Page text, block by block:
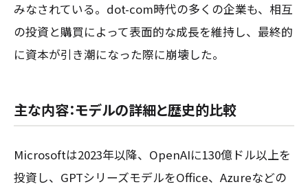
みなされている。dot-com時代の多くの企業も、相互
の投資と購買によって表面的な成長を維持し、最終的
に資本が引き潮になった際に崩壊した。
主な内容：モデルの詳細と歴史的比較
Microsoftは2023年以降、OpenAIに130億ドル以上を
投資し、GPTシリーズモデルをOffice、Azureなどの